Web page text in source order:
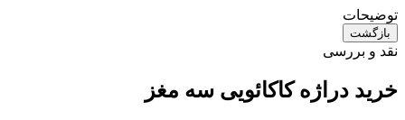
توضیحات
بازگشت
نقد و بررسی
خرید دراژه کاکائویی سه مغز